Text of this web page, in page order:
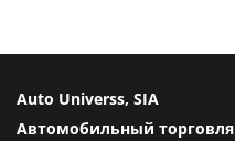
Auto Universs, SIA
Автомобильный торговля